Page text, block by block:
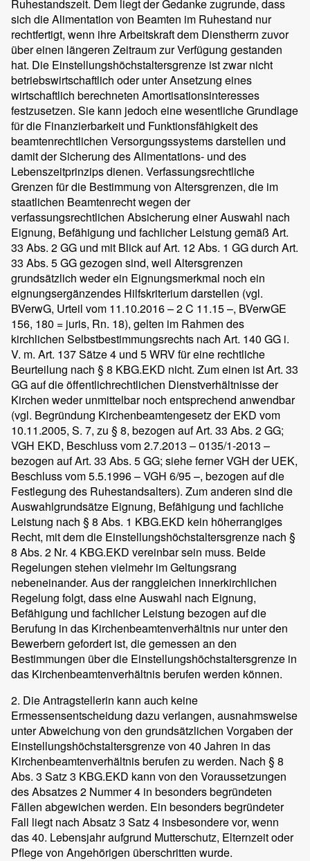
Ruhestandszeit. Dem liegt der Gedanke zugrunde, dass
sich die Alimentation von Beamten im Ruhestand nur
rechtfertigt, wenn ihre Arbeitskraft dem Dienstherrn zuvor
über einen längeren Zeitraum zur Verfügung gestanden
hat. Die Einstellungshöchstaltersgrenze ist zwar nicht
betriebswirtschaftlich oder unter Ansetzung eines
wirtschaftlich berechneten Amortisationsinteresses
festzusetzen. Sie kann jedoch eine wesentliche Grundlage
für die Finanzierbarkeit und Funktionsfähigkeit des
beamtenrechtlichen Versorgungssystems darstellen und
damit der Sicherung des Alimentations- und des
Lebenszeitprinzips dienen. Verfassungsrechtliche
Grenzen für die Bestimmung von Altersgrenzen, die im
staatlichen Beamtenrecht wegen der
verfassungsrechtlichen Absicherung einer Auswahl nach
Eignung, Befähigung und fachlicher Leistung gemäß Art.
33 Abs. 2 GG und mit Blick auf Art. 12 Abs. 1 GG durch Art.
33 Abs. 5 GG gezogen sind, weil Altersgrenzen
grundsätzlich weder ein Eignungsmerkmal noch ein
eignungsergänzendes Hilfskriterium darstellen (vgl.
BVerwG, Urteil vom 11.10.2016 – 2 C 11.15 –, BVerwGE
156, 180 = juris, Rn. 18), gelten im Rahmen des
kirchlichen Selbstbestimmungsrechts nach Art. 140 GG i.
V. m. Art. 137 Sätze 4 und 5 WRV für eine rechtliche
Beurteilung nach § 8 KBG.EKD nicht. Zum einen ist Art. 33
GG auf die öffentlichrechtlichen Dienstverhältnisse der
Kirchen weder unmittelbar noch entsprechend anwendbar
(vgl. Begründung Kirchenbeamtengesetz der EKD vom
10.11.2005, S. 7, zu § 8, bezogen auf Art. 33 Abs. 2 GG;
VGH EKD, Beschluss vom 2.7.2013 – 0135/1-2013 –
bezogen auf Art. 33 Abs. 5 GG; siehe ferner VGH der UEK,
Beschluss vom 5.5.1996 – VGH 6/95 –, bezogen auf die
Festlegung des Ruhestandsalters). Zum anderen sind die
Auswahlgrundsätze Eignung, Befähigung und fachliche
Leistung nach § 8 Abs. 1 KBG.EKD kein höherrangiges
Recht, mit dem die Einstellungshöchstaltersgrenze nach §
8 Abs. 2 Nr. 4 KBG.EKD vereinbar sein muss. Beide
Regelungen stehen vielmehr im Geltungsrang
nebeneinander. Aus der ranggleichen innerkirchlichen
Regelung folgt, dass eine Auswahl nach Eignung,
Befähigung und fachlicher Leistung bezogen auf die
Berufung in das Kirchenbeamtenverhältnis nur unter den
Bewerbern gefordert ist, die gemessen an den
Bestimmungen über die Einstellungshöchstaltersgrenze in
das Kirchenbeamtenverhältnis berufen werden können.
2. Die Antragstellerin kann auch keine
Ermessensentscheidung dazu verlangen, ausnahmsweise
unter Abweichung von den grundsätzlichen Vorgaben der
Einstellungshöchstaltersgrenze von 40 Jahren in das
Kirchenbeamtenverhältnis berufen zu werden. Nach § 8
Abs. 3 Satz 3 KBG.EKD kann von den Voraussetzungen
des Absatzes 2 Nummer 4 in besonders begründeten
Fällen abgewichen werden. Ein besonders begründeter
Fall liegt nach Absatz 3 Satz 4 insbesondere vor, wenn
das 40. Lebensjahr aufgrund Mutterschutz, Elternzeit oder
Pflege von Angehörigen überschritten wurde.